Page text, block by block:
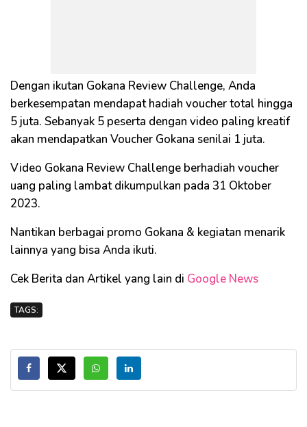
Dengan ikutan Gokana Review Challenge, Anda
berkesempatan mendapat hadiah voucher total hingga
5 juta. Sebanyak 5 peserta dengan video paling kreatif
akan mendapatkan Voucher Gokana senilai 1 juta.
Video Gokana Review Challenge berhadiah voucher
uang paling lambat dikumpulkan pada 31 Oktober
2023.
Nantikan berbagai promo Gokana & kegiatan menarik
lainnya yang bisa Anda ikuti.
Cek Berita dan Artikel yang lain di Google News
TAGS: